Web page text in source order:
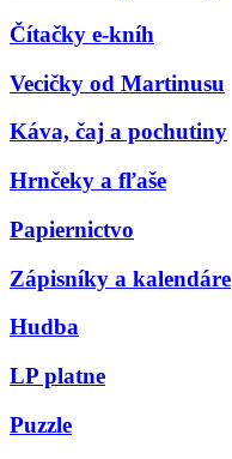
Čítačky e-kníh
Vecičky od Martinusu
Káva, čaj a pochutiny
Hrnčeky a fľaše
Papiernictvo
Zápisníky a kalendáre
Hudba
LP platne
Puzzle